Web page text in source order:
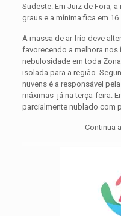
Sudeste. Em Juiz de Fora,
graus e a mínima fica em 16.
A massa de ar frio deve
favorecendo a melhora nos
nebulosidade em toda
isolada para a região.
nuvens é a responsável
máximas já na terça-feira.
parcialmente nublado com
Continua